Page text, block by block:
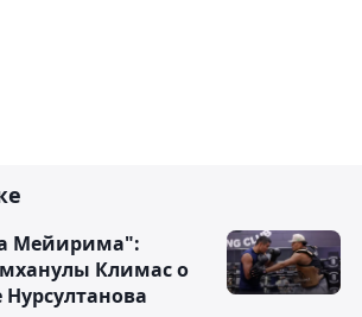
Мейирима":
Климас о